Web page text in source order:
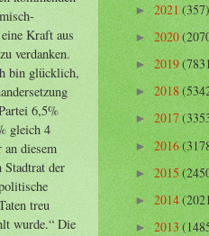
►2021(357)
►2020
►2019
►2018
►2017
► 2016
►2015
►2014
►2013